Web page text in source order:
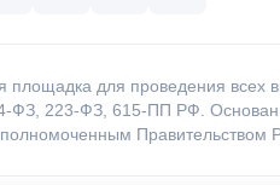
для проведения всех
ФЗ, 223-ФЗ, 615-ПП РФ.
Правительством